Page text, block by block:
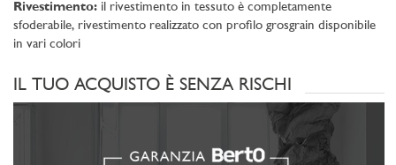
Rivestimento: il rivestimento in tessuto è completamente
sfoderabile, rivestimento realizzato con profilo grosgrain disponibile
in vari colori
IL TUO ACQUISTO È SENZA RISCHI